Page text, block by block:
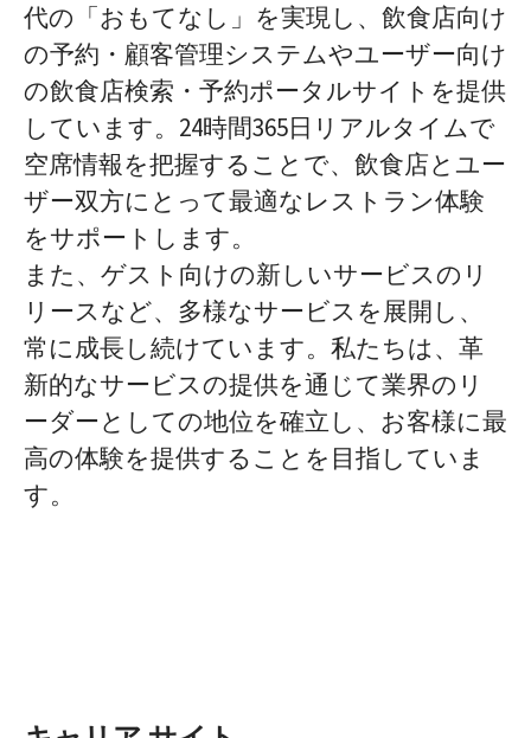
代の「おもてなし」を実現し、飲食店向け
の予約・顧客管理システムやユーザー向け
の飲食店検索・予約ポータルサイトを提供
しています。24時間365日リアルタイムで
空席情報を把握することで、飲食店とユー
ザー双方にとって最適なレストラン体験
をサポートします。
また、ゲスト向けの新しいサービスのリ
リースなど、多様なサービスを展開し、
常に成長し続けています。私たちは、革
新的なサービスの提供を通じて業界のリ
ーダーとしての地位を確立し、お客様に最
高の体験を提供することを目指していま
す。